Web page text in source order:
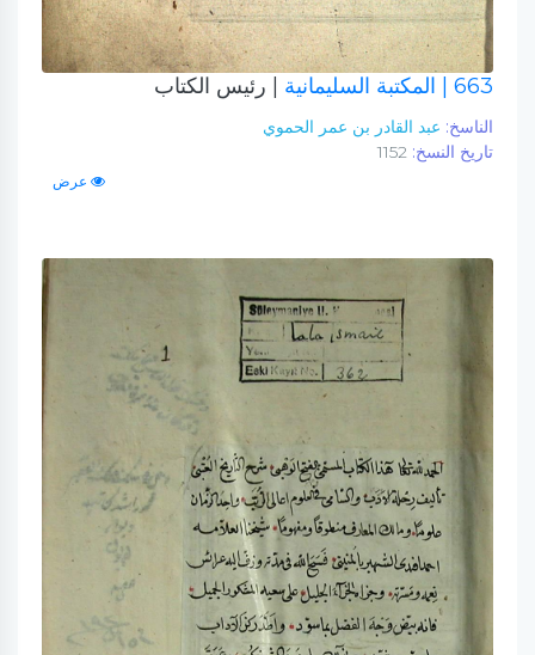
663 | المكتبة السليمانية | رئيس الكتاب
الناسخ: عبد القادر بن عمر الحموي
تاريخ النسخ:
عرض